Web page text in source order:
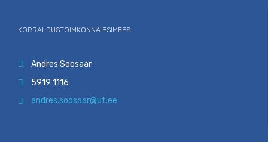
KORRALDUSTOIMKONNA ESIMEES
 Andres Soosaar
 5919 1116
 andres.soosaar@ut.ee